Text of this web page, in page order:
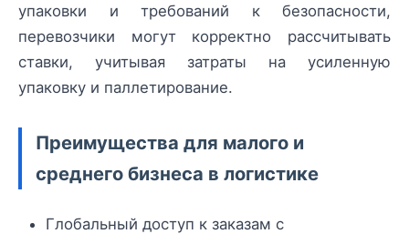
упаковки и требований к безопасности,
перевозчики могут корректно рассчитывать
ставки, учитывая затраты на усиленную
упаковку и паллетирование.
Преимущества для малого и
среднего бизнеса в логистике
Глобальный доступ к заказам с